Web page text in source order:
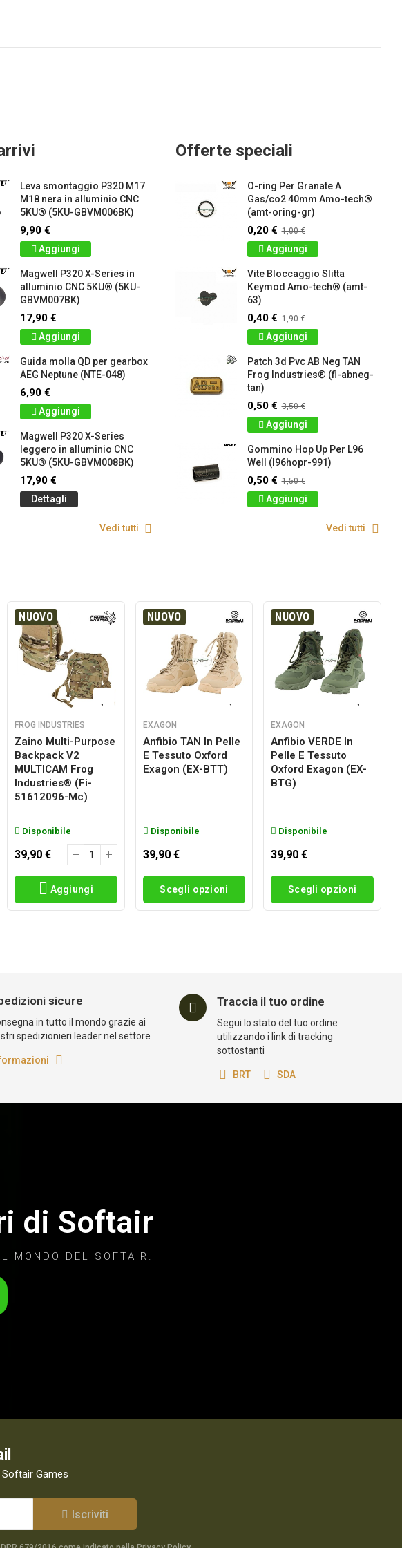
Leva smontaggio P320 M17
M18 nera in alluminio CNC
5KU® (5KU-GBVM006BK)
9,90 €
Aggiungi
Magwell P320 X-Series in
alluminio CNC 5KU® (5KU-
GBVM007BK)
17,90 €
Aggiungi
Guida molla QD per gearbox
AEG Neptune (NTE-048)
6,90 €
Aggiungi
Magwell P320 X-Series
leggero in alluminio CNC
5KU® (5KU-GBVM008BK)
17,90 €
Dettagli
Vedi tutti
Offerte speciali
O-ring Per Granate A
Gas/co2 40mm Amo-tech®
(amt-oring-gr)
0,20 € 1,00 €
Aggiungi
Vite Bloccaggio Slitta
Keymod Amo-tech® (amt-
63)
0,40 € 1,90 €
Aggiungi
Patch 3d Pvc AB Neg TAN
Frog Industries® (fi-abneg-
tan)
0,50 € 3,50 €
Aggiungi
Gommino Hop Up Per L96
Well (l96hopr-991)
0,50 € 1,50 €
Aggiungi
Vedi tutti
NUOVO
FROG INDUSTRIES
Zaino Multi-Purpose
Backpack V2
MULTICAM Frog
Industries® (fi-
51612096-Mc)
Disponibile
39,90 €
Aggiungi
NUOVO
EXAGON
Anfibio TAN In Pelle
E Tessuto Oxford
Exagon (EX-BTT)
Disponibile
39,90 €
Scegli opzioni
NUOVO
EXAGON
Anfibio VERDE In
Pelle E Tessuto
Oxford Exagon (EX-
BTG)
Disponibile
39,90 €
Scegli opzioni
sicure
in tutto il mondo grazie ai
spedizionieri leader nel settore
Traccia il tuo ordine
Segui lo stato del tuo ordine
utilizzando i link di tracking
sottostanti
BRT SDA
di Softair
MONDO DEL SOFTAIR.
Games
Iscriviti